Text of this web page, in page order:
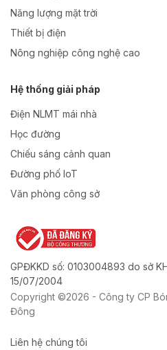
Năng lượng mặt trời
Thiết bị điện
Nông nghiệp công nghệ cao
Hệ thống giải pháp
Điện NLMT mái nhà
Học đường
Chiếu sáng cảnh quan
Đường phố IoT
Văn phòng công sở
GPĐKKD số: 0103004893 do sở
15/07/2004
Copyright ©2026 - Công ty CP
Đông
Liên hệ chúng tôi